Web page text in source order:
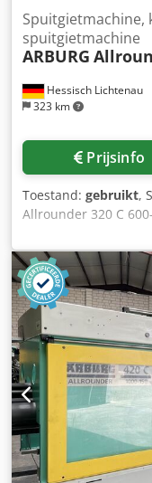
Hessisch Lichtenau
323 km
Spuitgietmachine,
spuitgietmachine
ARBURG
Prijsinfo
Toestand: gebruikt,
Allrounder 320 C
ton
2026 gedemonteerd
getransporteerd, of
Aozqglrjk Uja